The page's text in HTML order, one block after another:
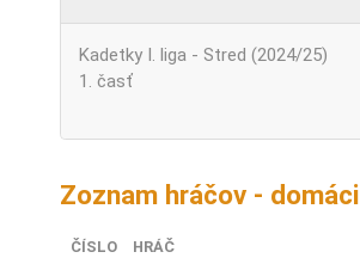
Kadetky I. liga - Stred (2024/25)
1. časť
Zoznam hráčov - domáci
ČÍSLO
HRÁČ